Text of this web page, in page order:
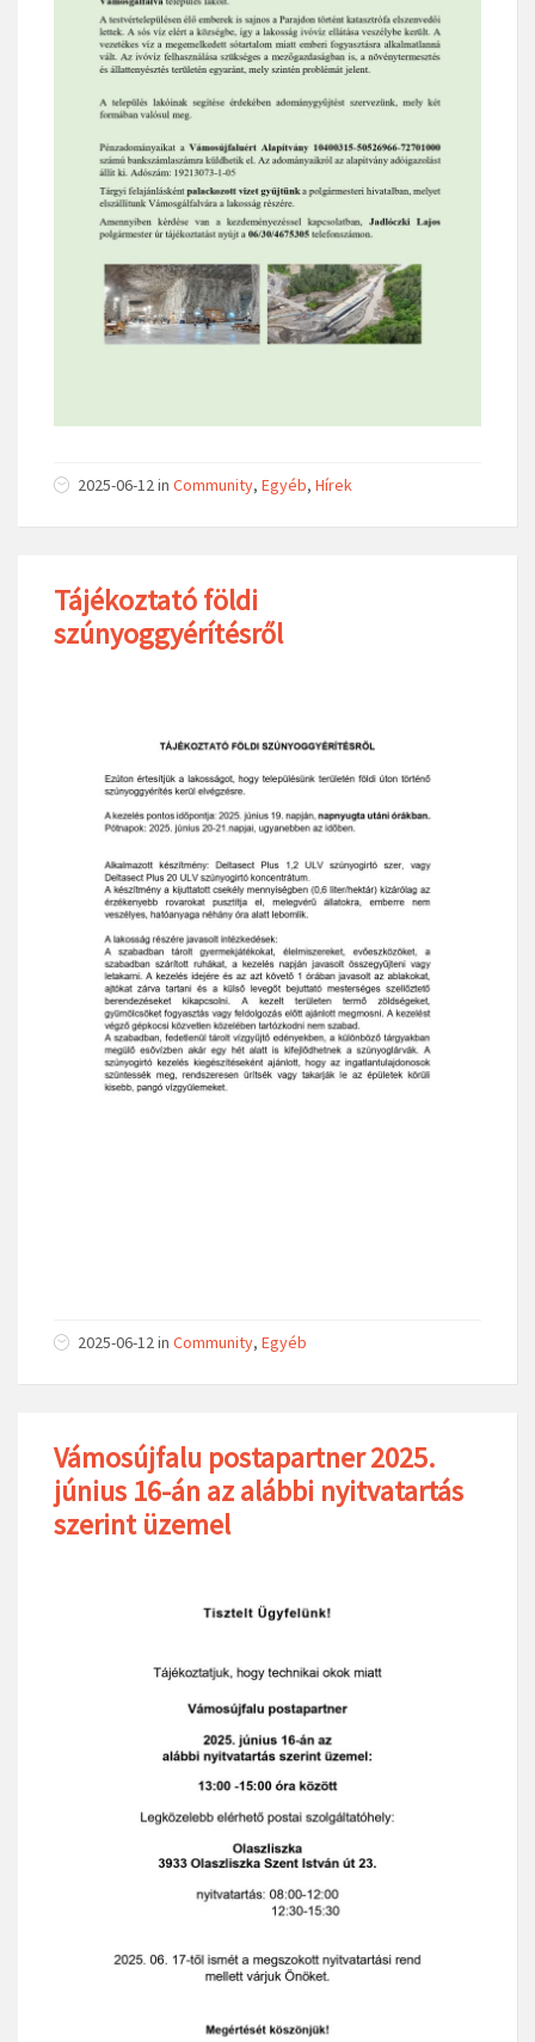
2025-06-12in Community, Egyéb, Hírek
Tájékoztató földi
szúnyoggyérítésről
2025-06-12in Community, Egyéb
Vámosújfalu postapartner 2025.
június 16-án az alábbi nyitvatartás
szerint üzemel